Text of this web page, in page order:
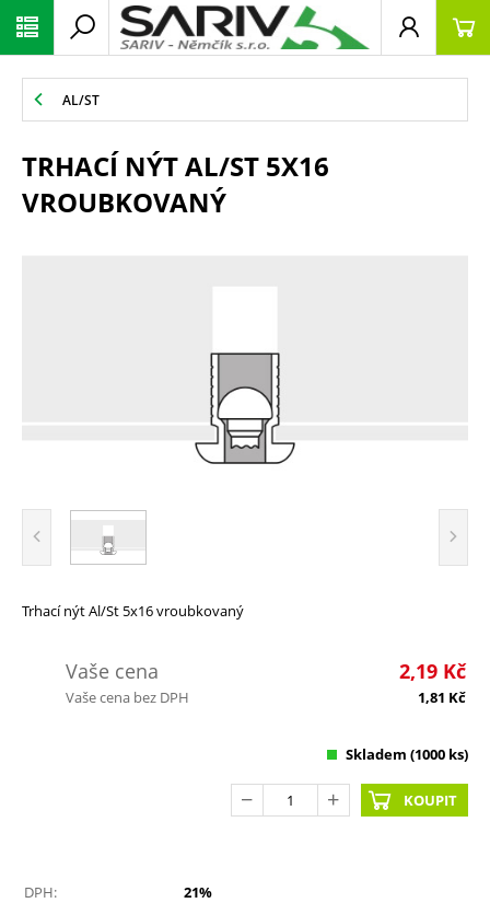
AL/ST
TRHACÍ NÝT AL/ST 5X16
VROUBKOVANÝ
Trhací nýt Al/St 5x16 vroubkovaný
Vaše cena 2,19 Kč
Vaše cena bez DPH 1,81 Kč
Skladem (1000 ks)
KOUPIT
DPH:
21%